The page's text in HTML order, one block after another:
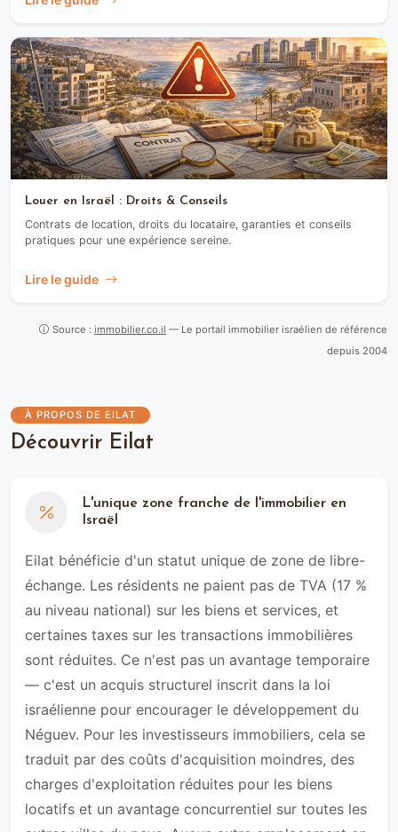
Louer en Israël : Droits & Conseils
Contrats de location, droits du locataire, garanties et conseils
pratiques pour une expérience sereine.
Lire le guide
Source : immobilier.co.il — Le portail immobilier israélien de référence
depuis 2004
À PROPOS DE EILAT
Découvrir Eilat
L'unique zone franche de l'immobilier en
Israël
Eilat bénéficie d'un statut unique de zone de libre-
échange. Les résidents ne paient pas de TVA (17 %
au niveau national) sur les biens et services, et
certaines taxes sur les transactions immobilières
sont réduites. Ce n'est pas un avantage temporaire
— c'est un acquis structurel inscrit dans la loi
israélienne pour encourager le développement du
Néguev. Pour les investisseurs immobiliers, cela se
traduit par des coûts d'acquisition moindres, des
charges d'exploitation réduites pour les biens
locatifs et un avantage concurrentiel sur toutes les